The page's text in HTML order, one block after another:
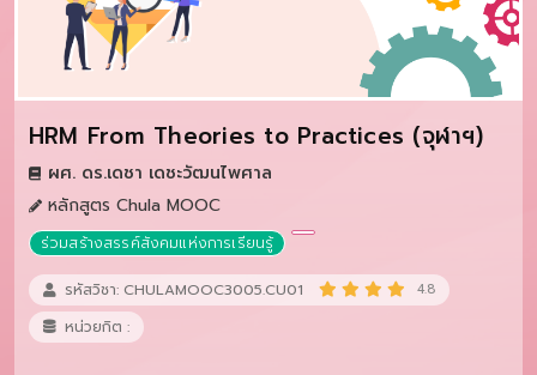
HRM From Theories to Practices (จุฬาฯ)
ผศ. ดร.เดชา เดชะวัฒนไพศาล
หลักสูตร Chula MOOC
ร่วมสร้างสรรค์สังคมแห่งการเรียนรู้
รหัสวิชา: CHULAMOOC3005.CU01 4.8
หน่วยกิต :